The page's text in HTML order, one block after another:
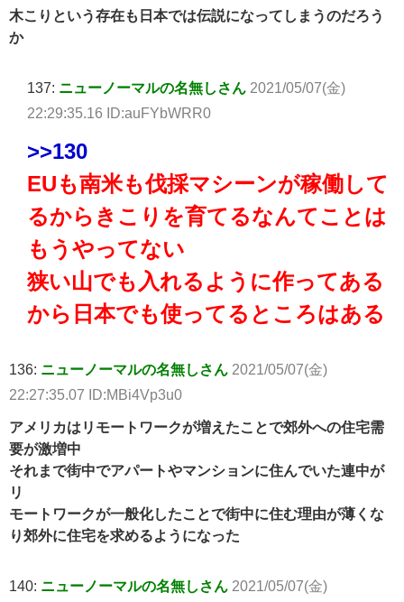
木こりという存在も日本では伝説になってしまうのだろう
か
137: ニューノーマルの名無しさん 2021/05/07(金)
22:29:35.16 ID:auFYbWRR0
>>130
EUも南米も伐採マシーンが稼働して
るからきこりを育てるなんてことは
もうやってない
狭い山でも入れるように作ってある
から日本でも使ってるところはある
136: ニューノーマルの名無しさん 2021/05/07(金)
22:27:35.07 ID:MBi4Vp3u0
アメリカはリモートワークが増えたことで郊外への住宅需
要が激増中
それまで街中でアパートやマンションに住んでいた連中が
リ
モートワークが一般化したことで街中に住む理由が薄くな
り郊外に住宅を求めるようになった
140: ニューノーマルの名無しさん 2021/05/07(金)